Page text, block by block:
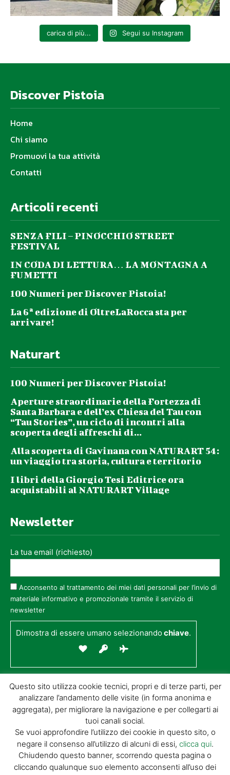
carica di più... Segui su Instagram
Discover Pistoia
Home
Chi siamo
Promuovi la tua attività
Contatti
Articoli recenti
SENZA FILI – PINOCCHIO STREET
FESTIVAL
IN CODA DI LETTURA… LA MONTAGNA A
FUMETTI
100 Numeri per Discover Pistoia!
La 6ª edizione di OltreLaRocca sta per
arrivare!
Naturart
100 Numeri per Discover Pistoia!
Aperture straordinarie della Fortezza di
Santa Barbara e dell’ex Chiesa del Tau con
“Tau Stories”, un ciclo di incontri alla
scoperta degli affreschi di...
Alla scoperta di Gavinana con NATURART 54:
un viaggio tra storia, cultura e territorio
I libri della Giorgio Tesi Editrice ora
acquistabili al NATURART Village
Newsletter
La tua email (richiesto)
Acconsento al trattamento dei miei dati personali per l’invio di
materiale informativo e promozionale tramite il servizio di
newsletter
Dimostra di essere umano selezionandochiave.
© GIORGIO TESI EDITRICE S.R.L. | P.IVA
01732650476 | VIA DI BADIA 14 – 51100 LOC.
BOTTEGONE (PISTOIA) |POWERED BY
Questo sito utilizza cookie tecnici, propri e di terze parti, per
analizzare l’andamento delle visite (in forma anonima e
aggregata), per migliorare la navigazione e per collegarti ai
tuoi canali social.
Se vuoi approfondire l’utilizzo dei cookie in questo sito, o
negare il consenso all’utilizzo di alcuni di essi, clicca qui.
Chiudendo questo banner, scorrendo questa pagina o
cliccando qualunque suo elemento acconsenti all’uso dei